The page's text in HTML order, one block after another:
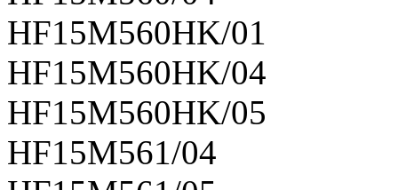
HF15M560HK/01
HF15M560HK/04
HF15M560HK/05
HF15M561/04